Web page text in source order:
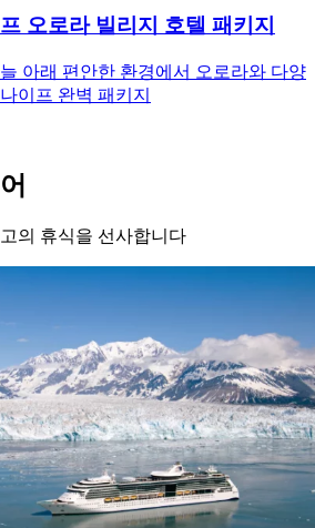
오로라 빌리지 호텔 패키지
아래 편안한 환경에서 오로라와 다양
이프 완벽 패키지
의 휴식을 선사합니다